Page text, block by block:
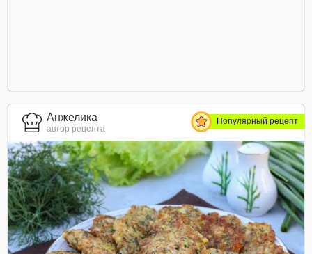
Анжелика
автор рецепта
Популярный рецепт